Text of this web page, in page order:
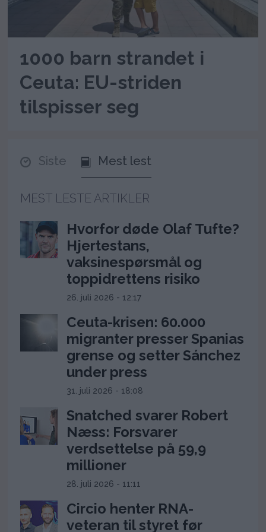
1000 barn strandet i
Ceuta: EU-striden
tilspisser seg
Siste Mest lest
MEST LESTE ARTIKLER
Hvorfor døde Olaf Tufte?
Hjertestans,
vaksinespørsmål og
toppidrettens risiko
26. juli 2026 - 12:17
Ceuta-krisen: 60.000
migranter presser Spanias
grense og setter Sánchez
under press
31. juli 2026 - 18:08
Snatched svarer Robert
Næss: Forsvarer
verdsettelse på 59,9
millioner
28. juli 2026 - 11:11
Circio henter RNA-
veteran til styret før